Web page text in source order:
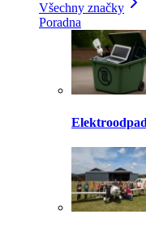
Všechny značky
Poradna